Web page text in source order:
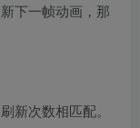
下一帧动画，那
新次数相匹配。